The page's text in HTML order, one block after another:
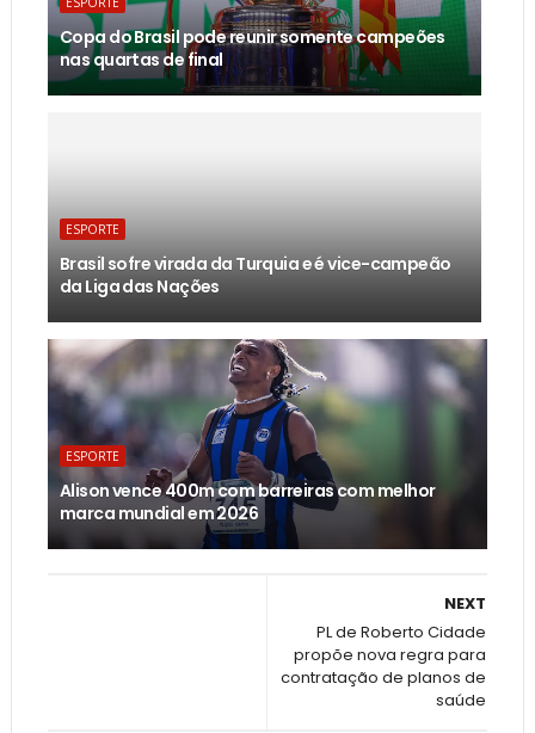
Copa do Brasil pode reunir somente campeões
nas quartas de final
ESPORTE
Brasil sofre virada da Turquia e é vice-campeão
da Liga das Nações
ESPORTE
Alison vence 400m com barreiras com melhor
marca mundial em 2026
NEXT
PL de Roberto Cidade
propõe nova regra para
contratação de planos de
saúde